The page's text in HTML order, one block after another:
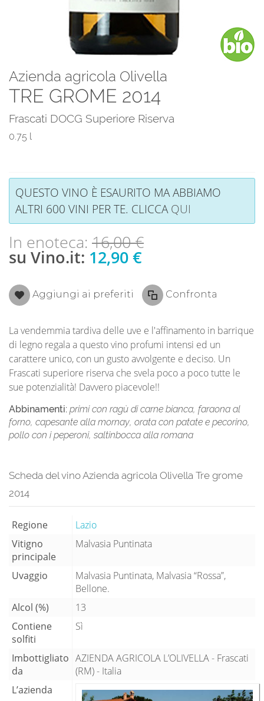
Azienda agricola Olivella
TRE GROME 2014
Frascati DOCG Superiore Riserva
0.75 l
QUESTO VINO È ESAURITO MA ABBIAMO
ALTRI 600 VINI PER TE. CLICCAQUI
In enoteca: 16,00 €
su Vino.it: 12,90 €
Aggiungi ai preferiti Confronta
La vendemmia tardiva delle uve e l'affinamento in barrique
di legno regala a questo vino profumi intensi ed un
carattere unico, con un gusto avvolgente e deciso. Un
Frascati superiore riserva che svela poco a poco tutte le
sue potenzialità! Davvero piacevole!!
Abbinamenti: primi con ragù di carne bianca, faraona al
forno, capesante alla mornay, orata con patate e pecorino,
pollo con i peperoni, saltinbocca alla romana
Scheda del vino Azienda agricola Olivella Tre grome
2014
Regione
Lazio
Vitigno
principale
Malvasia Puntinata
Uvaggio
Malvasia Puntinata, Malvasia “Rossa”,
Bellone.
Alcol (%)
13
Contiene
solfiti
Sì
Imbottigliato
da
AZIENDA AGRICOLA L’OLIVELLA - Frascati
(RM) - Italia
L’azienda